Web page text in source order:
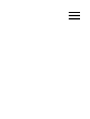
menu